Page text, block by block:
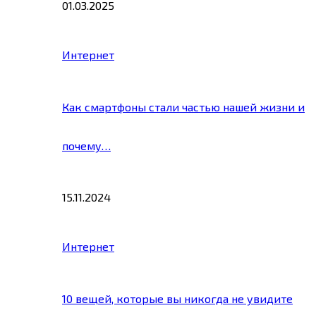
01.03.2025
Интернет
Как смартфоны стали частью нашей жизни и
почему…
15.11.2024
Интернет
10 вещей, которые вы никогда не увидите